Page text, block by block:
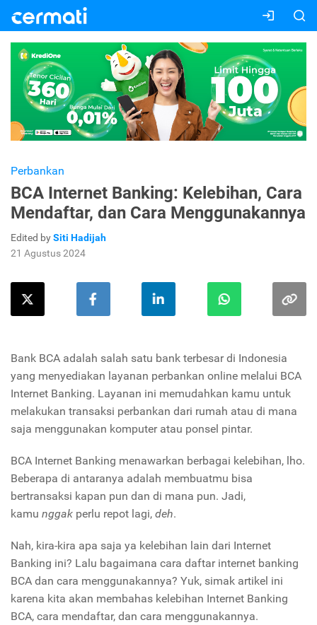
Perbankan
BCA Internet Banking: Kelebihan, Cara
Mendaftar, dan Cara Menggunakannya
Edited bySiti Hadijah
21 Agustus 2024
Bank BCA adalah salah satu bank terbesar di Indonesia
yang menyediakan layanan perbankan online melalui BCA
Internet Banking. Layanan ini memudahkan kamu untuk
melakukan transaksi perbankan dari rumah atau di mana
saja menggunakan komputer atau ponsel pintar.
BCA Internet Banking menawarkan berbagai kelebihan, lho.
Beberapa di antaranya adalah membuatmu bisa
bertransaksi kapan pun dan di mana pun. Jadi,
kamu nggak perlu repot lagi, deh.
Nah, kira-kira apa saja ya kelebihan lain dari Internet
Banking ini? Lalu bagaimana cara daftar internet banking
BCA dan cara menggunakannya? Yuk, simak artikel ini
karena kita akan membahas kelebihan Internet Banking
BCA, cara mendaftar, dan cara menggunakannya.